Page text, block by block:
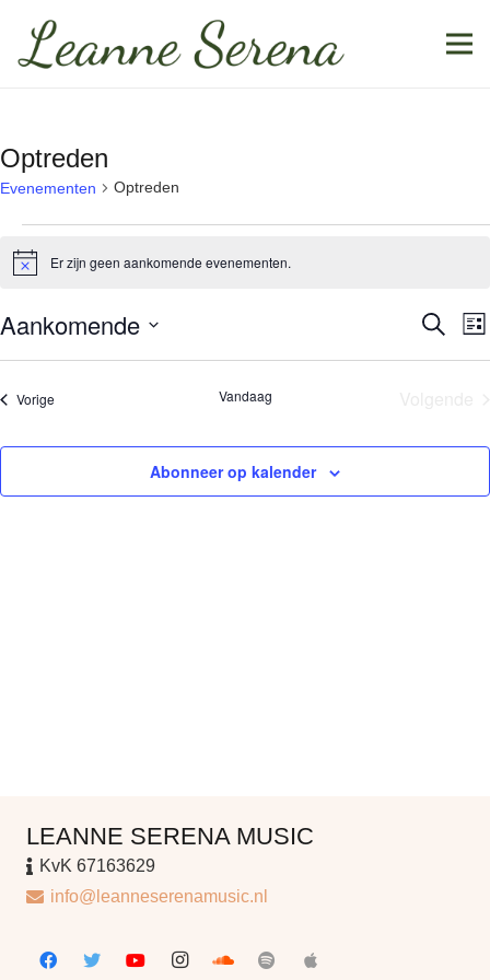
Optreden
Evenementen Optreden
Evenementen
BerichtEr zijn geen aankomende evenementen.
Zoeken
Aankomende
Selecteer
Vorige Vandaag
Abonneer op kalender
LEANNE SERENA MUSIC
KvK 67163629
info@leanneserenamusic.nl